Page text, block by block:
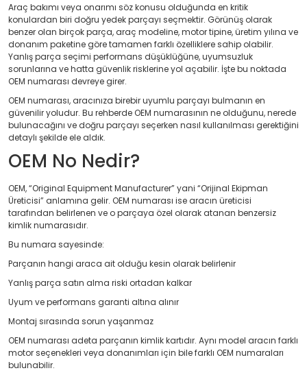
Araç bakımı veya onarımı söz konusu olduğunda en kritik
konulardan biri doğru yedek parçayı seçmektir. Görünüş olarak
benzer olan birçok parça, araç modeline, motor tipine, üretim yılına ve
donanım paketine göre tamamen farklı özelliklere sahip olabilir.
Yanlış parça seçimi performans düşüklüğüne, uyumsuzluk
sorunlarına ve hatta güvenlik risklerine yol açabilir. İşte bu noktada
OEM numarası devreye girer.
OEM numarası, aracınıza birebir uyumlu parçayı bulmanın en
güvenilir yoludur. Bu rehberde OEM numarasının ne olduğunu, nerede
bulunacağını ve doğru parçayı seçerken nasıl kullanılması gerektiğini
detaylı şekilde ele aldık.
OEM No Nedir?
OEM, “Original Equipment Manufacturer” yani “Orijinal Ekipman
Üreticisi” anlamına gelir. OEM numarası ise aracın üreticisi
tarafından belirlenen ve o parçaya özel olarak atanan benzersiz
kimlik numarasıdır.
Bu numara sayesinde:
Parçanın hangi araca ait olduğu kesin olarak belirlenir
Yanlış parça satın alma riski ortadan kalkar
Uyum ve performans garanti altına alınır
Montaj sırasında sorun yaşanmaz
OEM numarası adeta parçanın kimlik kartıdır. Aynı model aracın farklı
motor seçenekleri veya donanımları için bile farklı OEM numaraları
bulunabilir.